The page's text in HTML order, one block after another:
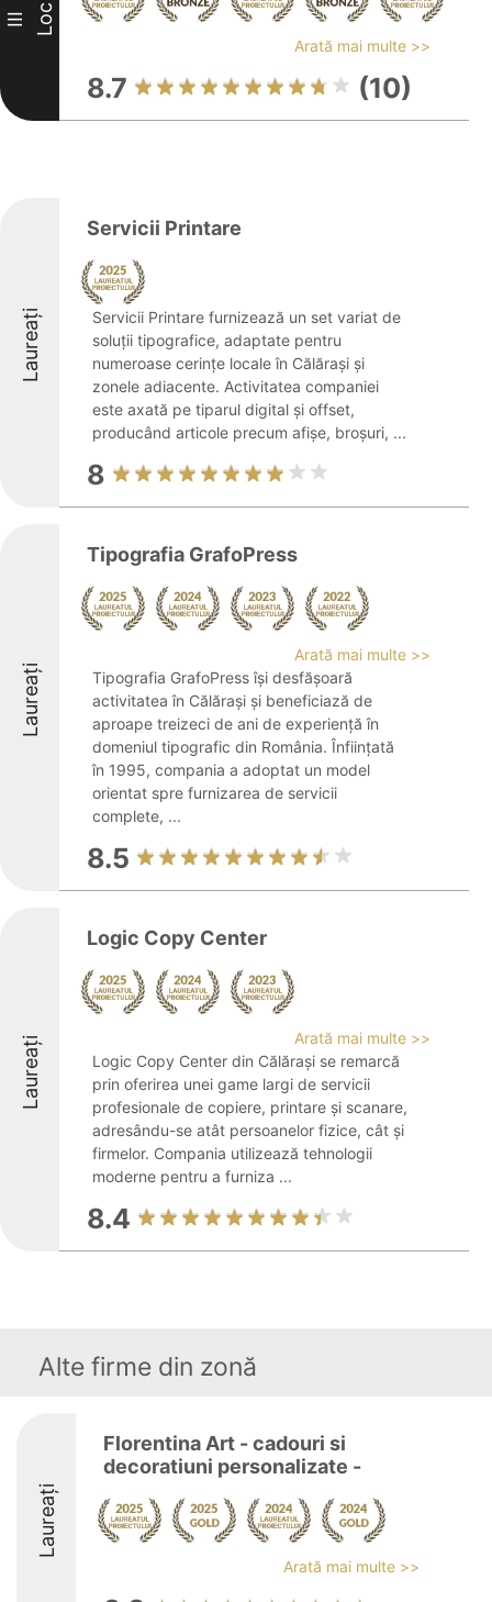
III Loc
Arată mai multe >>
8.7 (10)
Laureați
Servicii Printare
Servicii Printare furnizează un set variat de
soluții tipografice, adaptate pentru
numeroase cerințe locale în Călărași și
zonele adiacente. Activitatea companiei
este axată pe tiparul digital și offset,
producând articole precum afișe, broșuri, ...
8
Laureați
Tipografia GrafoPress
Arată mai multe >>
Tipografia GrafoPress își desfășoară
activitatea în Călărași și beneficiază de
aproape treizeci de ani de experiență în
domeniul tipografic din România. Înființată
în 1995, compania a adoptat un model
orientat spre furnizarea de servicii
complete, ...
8.5
Laureați
Logic Copy Center
Arată mai multe >>
Logic Copy Center din Călărași se remarcă
prin oferirea unei game largi de servicii
profesionale de copiere, printare și scanare,
adresându-se atât persoanelor fizice, cât și
firmelor. Compania utilizează tehnologii
moderne pentru a furniza ...
8.4
Alte firme din zonă
Laureați
Florentina Art - cadouri si
decoratiuni personalizate -
Arată mai multe >>